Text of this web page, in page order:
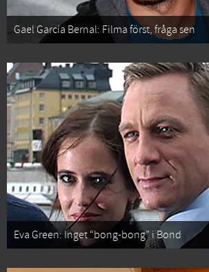
Gael García Bernal: Filma först, fråga sen
Eva Green: Inget “bong-bong” i Bond